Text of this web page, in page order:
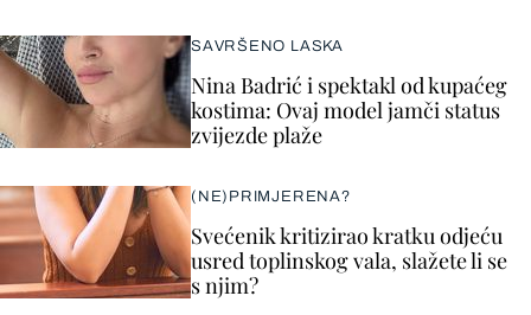
SAVRŠENO LASKA
Nina Badrić i spektakl od kupaćeg
kostima: Ovaj model jamči status
zvijezde plaže
(NE)PRIMJERENA?
Svećenik kritizirao kratku odjeću
usred toplinskog vala, slažete li se
s njim?